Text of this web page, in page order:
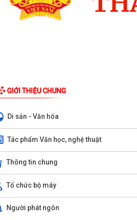
GIỚI THIỆU CHUNG
Di sản - Văn hóa
Tác phẩm Văn học, nghệ thuật
Thông tin chung
Tổ chức bộ máy
Người phát ngôn
xã